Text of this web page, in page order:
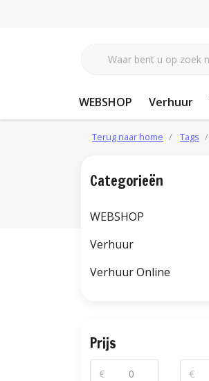
WEBSHOP Verhuur
Terug naar home Tags
Categorieën
WEBSHOP
Verhuur
Verhuur Online
Prijs
€ €